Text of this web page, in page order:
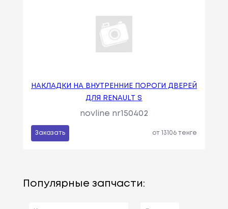
НАКЛАДКИ НА ВНУТРЕННИЕ ПОРОГИ ДВЕРЕЙ
ДЛЯ RENAULT S
novline nr150402
Заказать от 13106 тенге
Популярные запчасти: